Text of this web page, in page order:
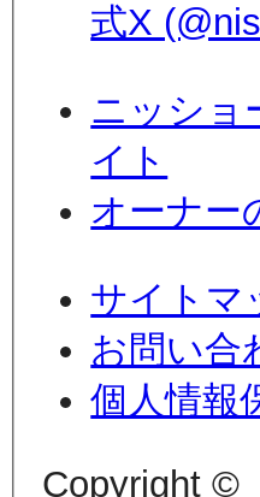
式X
ニッショ
イト
オーナー
サイトマ
お問い合
個人情報
Copyright ©